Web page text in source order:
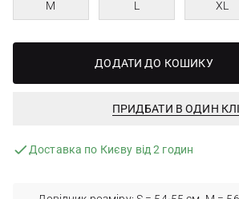
M L XL
ДОДАТИ ДО КОШИКУ
ПРИДБАТИ В ОДИН
Доставка по Києву від 2 годин